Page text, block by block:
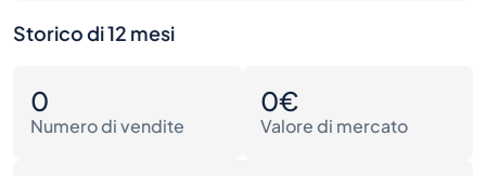
Storico di 12 mesi
0
Numero di vendite
0€
Valore di mercato